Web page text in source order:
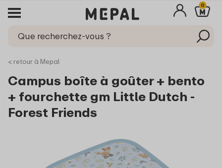
0
< retour à Mepal
Campus boîte à goûter + bento
+ fourchette gm Little Dutch -
Forest Friends